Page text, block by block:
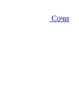
Сочи